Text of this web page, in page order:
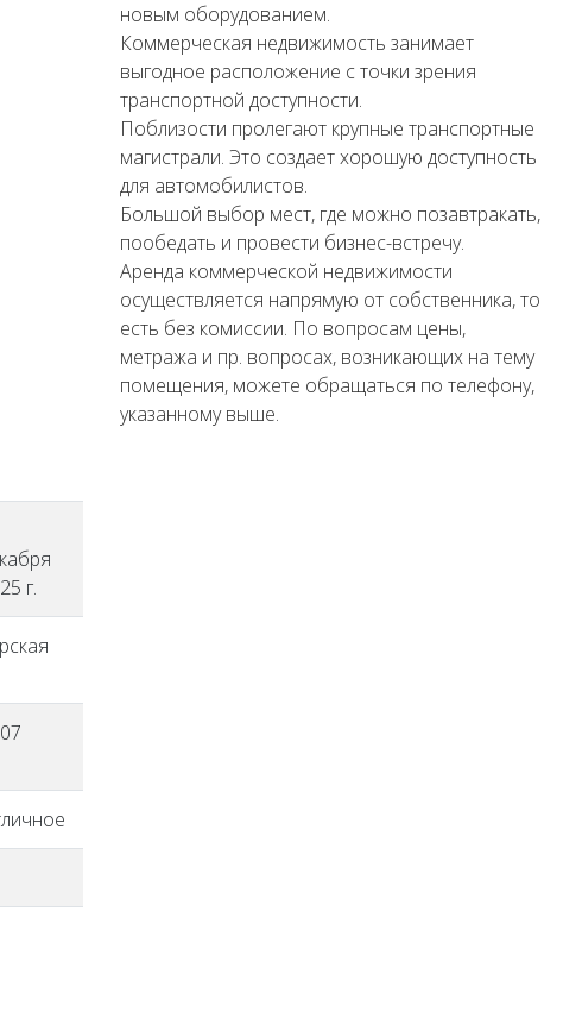
новым оборудованием.
Коммерческая недвижимость занимает
выгодное расположение с точки зрения
транспортной доступности.
Поблизости пролегают крупные транспортные
магистрали. Это создает хорошую доступность
для автомобилистов.
Большой выбор мест, где можно позавтракать,
пообедать и провести бизнес-встречу.
Аренда коммерческой недвижимости
осуществляется напрямую от собственника, то
есть без комиссии. По вопросам цены,
метража и пр. вопросах, возникающих на тему
помещения, можете обращаться по телефону,
указанному выше.
г.